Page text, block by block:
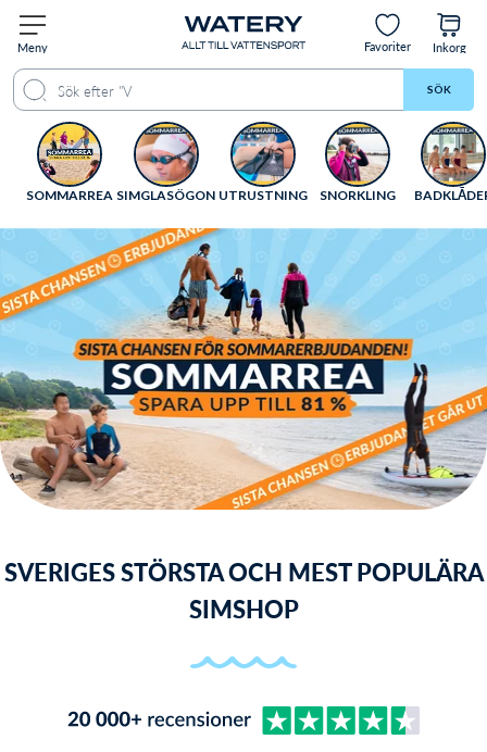
Meny Favoriter Inkorg
SÖK
SOMMARREA SIMGLASÖGON UTRUSTNING SNORKLING
SVERIGES STÖRSTA OCH MEST POPULÄRA
SIMSHOP